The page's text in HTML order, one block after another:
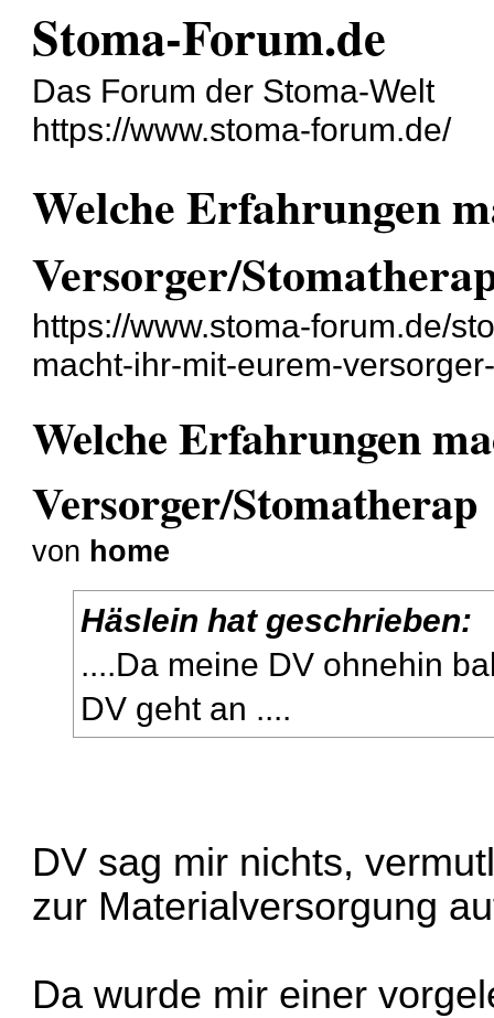
Stoma-Forum.de
Das Forum der Stoma-Welt
https://www.stoma-forum.de/
Welche Erfahrungen
Versorger/
https://www.stoma-forum.de/
macht-ihr-mit-eurem-
Welche Erfahrungen
Versorger/Stomatherap
von home
Häslein hat geschrieben:
....Da meine DV ohnehin
DV geht an ....
DV sag mir nichts,
zur Materialversorgung
Da wurde mir einer